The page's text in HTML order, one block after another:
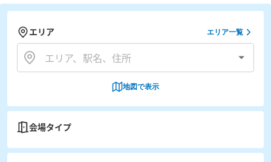
エリア エリア一覧
地図で表示
会場タイプ